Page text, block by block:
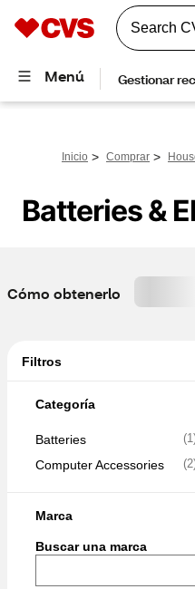
Inicio > Comprar >
Batteries &
Cómo obtenerlo
Filtros
Categoría
Batteries (1
Computer Accessories (2
Marca
Buscar una marca